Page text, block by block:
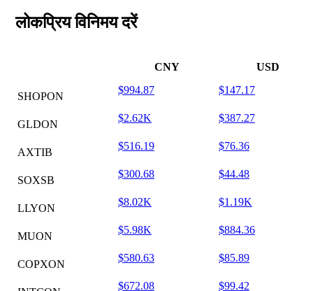
लोकप्रिय विनिमय दरें
CNY USD
SHOPON
$994.87 $147.17
GLDON
$2.62K $387.27
AXTIB
$516.19 $76.36
SOXSB
$300.68 $44.48
LLYON
$8.02K $1.19K
MUON
$5.98K $884.36
COPXON
$580.63 $85.89
$672.08 $99.42